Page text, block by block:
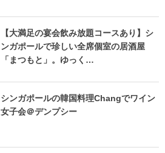
【大満足の宴会飲み放題コースあり】シ
ンガポールで珍しい全席個室の居酒屋
「まつもと」。ゆっく…
シンガポールの韓国料理Changでワイン
女子会＠デンプシー